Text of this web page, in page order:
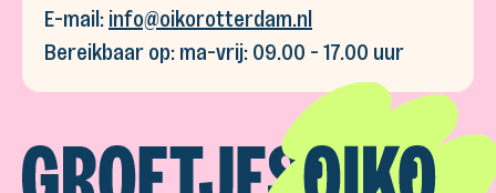
E-mail: info@oikorotterdam.nl​
Bereikbaar op: ma-vrij: 09.00 - 17.00 uur